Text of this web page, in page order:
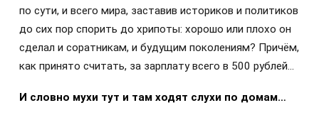
по сути, и всего мира, заставив историков и политиков
до сих пор спорить до хрипоты: хорошо или плохо он
сделал и соратникам, и будущим поколениям? Причём,
как принято считать, за зарплату всего в 500 рублей…
И словно мухи тут и там ходят слухи по домам…